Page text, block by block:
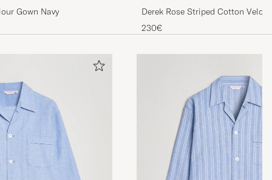
Gown Navy
Derek Rose Striped Cotton
230€